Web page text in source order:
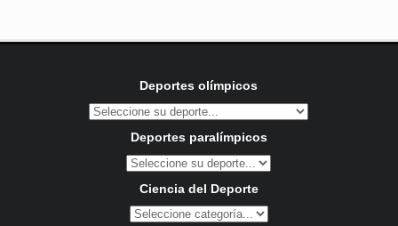
Deportes olímpicos
Deportes paralímpicos
Ciencia del Deporte